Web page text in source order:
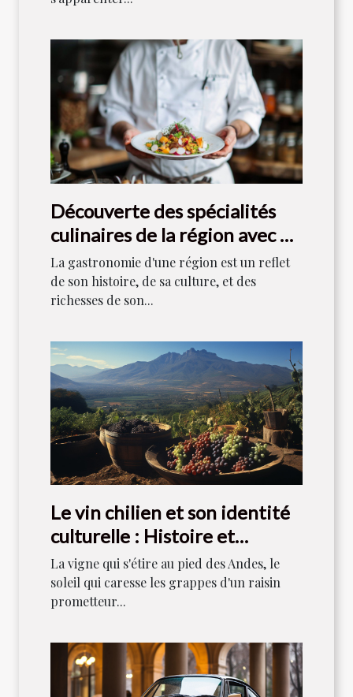
Découverte des spécialités
culinaires de la région avec un
chef local
La gastronomie d'une région est un reflet
de son histoire, de sa culture, et des
richesses de son...
Le vin chilien et son identité
culturelle : Histoire et
tradition
La vigne qui s'étire au pied des Andes, le
soleil qui caresse les grappes d'un raisin
prometteur...